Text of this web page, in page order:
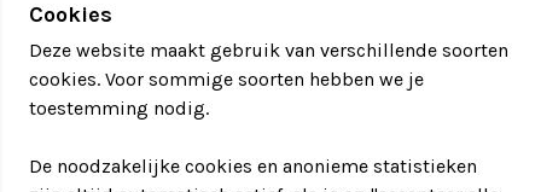
Cookies
Deze website maakt gebruik van verschillende soorten
cookies. Voor sommige soorten hebben we je
toestemming nodig.
De noodzakelijke cookies en anonieme statistieken